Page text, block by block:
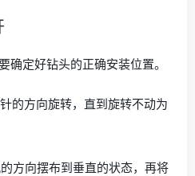
确定好钻头的正确安装位置。
的方向旋转，直到旋转不动为
方向摆布到垂直的状态，再将